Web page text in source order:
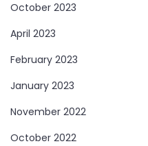
October 2023
April 2023
February 2023
January 2023
November 2022
October 2022